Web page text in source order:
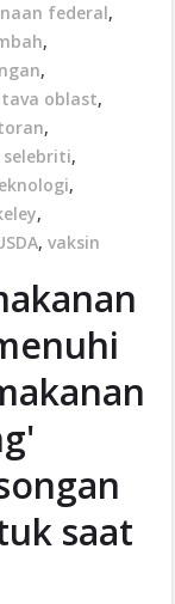
federal,
,
,
oblast,
,
selebriti,
,
,
, vaksin
saat